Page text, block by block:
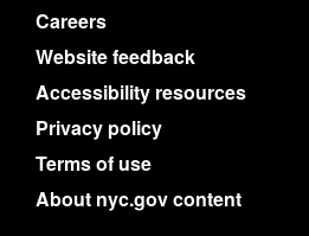
Careers
Website feedback
Accessibility resources
Privacy policy
Terms of use
About nyc.gov content